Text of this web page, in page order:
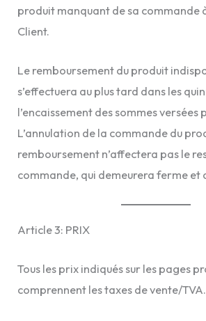
produit manquant de sa commande
Client.
Le remboursement du produit
s’effectuera au plus tard dans les
l’encaissement des sommes versées
L’annulation de la commande du
remboursement n’affectera pas le
commande, qui demeurera ferme et
Article 3: PRIX
Tous les prix indiqués sur les pages
comprennent les taxes de vente/TVA.